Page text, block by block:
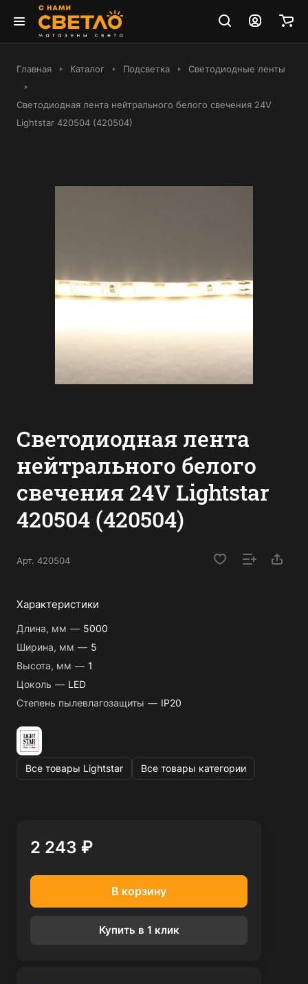
Главная Каталог Подсветка Светодиодные ленты
Светодиодная лента нейтрального белого свечения 24V
Lightstar 420504 (420504)
Светодиодная лента
нейтрального белого
свечения 24V Lightstar
420504 (420504)
Арт. 420504
Характеристики
Длина, мм — 5000
Ширина, мм — 5
Высота, мм — 1
Цоколь — LED
Степень пылевлагозащиты — IP20
Все товары Lightstar Все товары категории
2 243 ₽
В корзину
Купить в 1 клик